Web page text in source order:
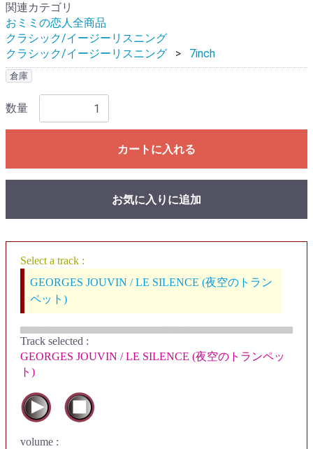
関連カテゴリ
おミミの恋人全商品
クラシック/イージーリスニング
クラシック/イージーリスニング
7inch
倉庫
数量
カートに入れる
お気に入りに追加
Select a track :
GEORGES JOUVIN / LE SILENCE (夜空のトラン
ペット)
Track selected :
GEORGES JOUVIN / LE SILENCE (夜空のトランペッ
ト)
volume :